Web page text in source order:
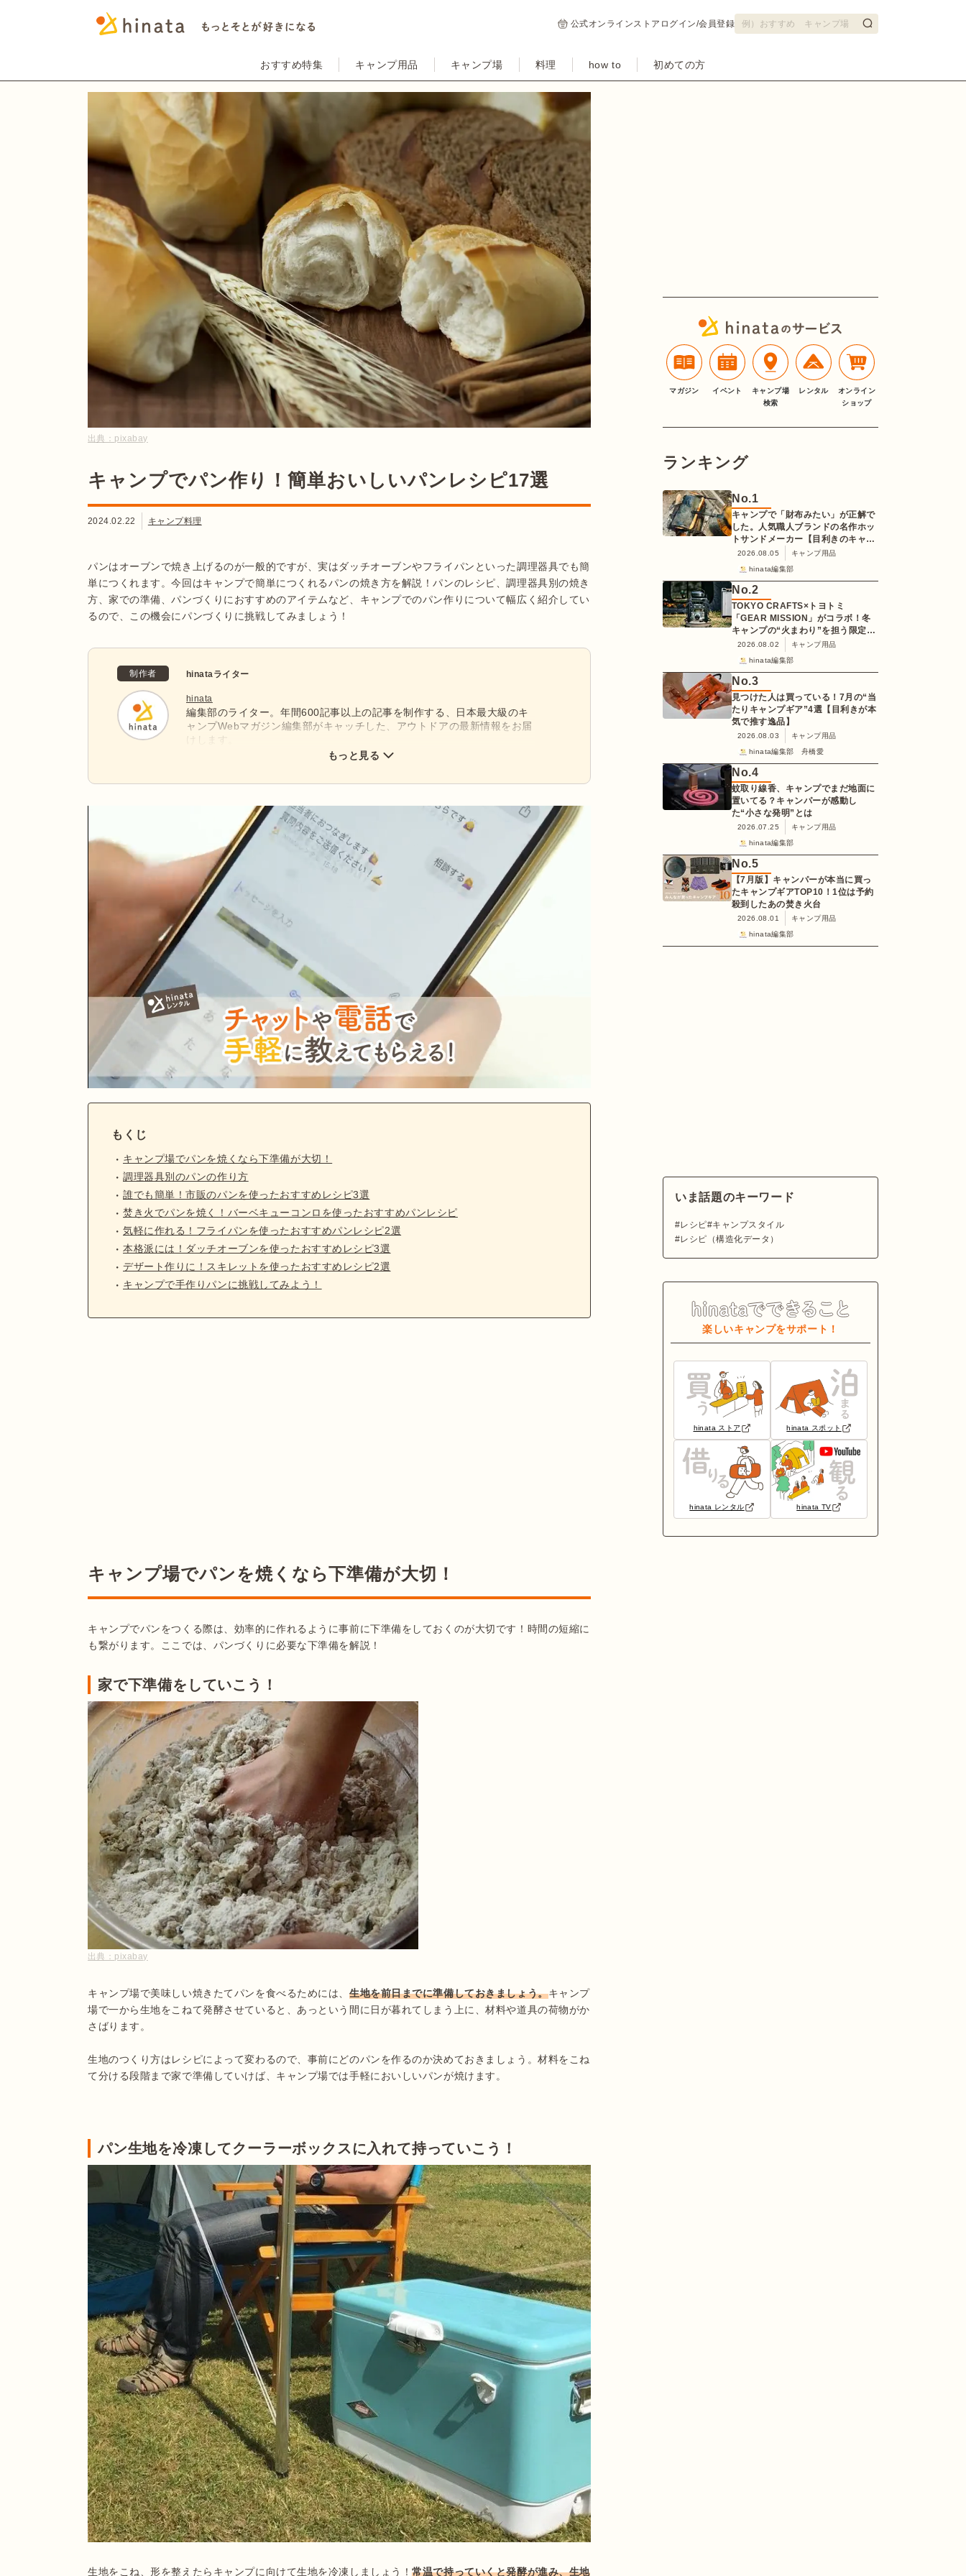
公式オンラインストア ログイン/会員登録
おすすめ特集 キャンプ用品 キャンプ場 料理 how to 初めての方
出典： pixabay
キャンプでパン作り！簡単おいしいパンレシピ17選
2024.02.22 キャンプ料理
パンはオーブンで焼き上げるのが一般的ですが、実はダッチオーブンやフライパンといった調理器具でも簡
単につくれます。今回はキャンプで簡単につくれるパンの焼き方を解説！パンのレシピ、調理器具別の焼き
方、家での準備、パンづくりにおすすめのアイテムなど、キャンプでのパン作りについて幅広く紹介してい
るので、この機会にパンづくりに挑戦してみましょう！
制作者 hinataライター
hinata
編集部のライター。年間600記事以上の記事を制作する、日本最大級のキ
ャンプWebマガジン編集部がキャッチした、アウトドアの最新情報をお届
けします。
もっと見る
もくじ
キャンプ場でパンを焼くなら下準備が大切！
調理器具別のパンの作り方
誰でも簡単！市販のパンを使ったおすすめレシピ3選
焚き火でパンを焼く！バーベキューコンロを使ったおすすめパンレシピ
気軽に作れる！フライパンを使ったおすすめパンレシピ2選
本格派には！ダッチオーブンを使ったおすすめレシピ3選
デザート作りに！スキレットを使ったおすすめレシピ2選
キャンプで手作りパンに挑戦してみよう！
キャンプ場でパンを焼くなら下準備が大切！
キャンプでパンをつくる際は、効率的に作れるように事前に下準備をしておくのが大切です！時間の短縮に
も繋がります。ここでは、パンづくりに必要な下準備を解説！
家で下準備をしていこう！
出典： pixabay
キャンプ場で美味しい焼きたてパンを食べるためには、 生地を前日までに準備しておきましょう。キャンプ
場で一から生地をこねて発酵させていると、あっという間に日が暮れてしまう上に、材料や道具の荷物がか
さばります。
生地のつくり方はレシピによって変わるので、事前にどのパンを作るのか決めておきましょう。材料をこね
て分ける段階まで家で準備していけば、キャンプ場では手軽においしいパンが焼けます。
パン生地を冷凍してクーラーボックスに入れて持っていこう！
生地をこね、形を整えたらキャンプに向けて生地を冷凍しましょう！常温で持っていくと発酵が進み、生地
マガジン イベント
キャンプ場
検索
レンタル
オンライン
ショップ
ランキング
No.1
キャンプで「財布みたい」が正解で
した。人気職人ブランドの名作ホッ
トサンドメーカー【目利きのキャン
プギア】
2026.08.05
キャンプ用品
hinata編集部
No.2
TOKYO CRAFTS×トヨトミ
「GEAR MISSION」がコラボ！冬
キャンプの“火まわり”を担う限定
K3クッキングストーブが登場
2026.08.02
キャンプ用品
hinata編集部
No.3
見つけた人は買っている！7月の“当
たりキャンプギア”4選【目利きが本
気で推す逸品】
2026.08.03
キャンプ用品
hinata編集部 舟橋愛
No.4
蚊取り線香、キャンプでまだ地面に
置いてる？キャンパーが感動し
た“小さな発明”とは
2026.07.25
キャンプ用品
hinata編集部
No.5
【7月版】キャンパーが本当に買っ
たキャンプギアTOP10！1位は予約
殺到したあの焚き火台
2026.08.01
キャンプ用品
hinata編集部
いま話題のキーワード
レシピ
キャンプスタイル
レシピ（構造化データ）
楽しいキャンプをサポート！
hinata ストア hinata スポット
hinata レンタル hinata TV